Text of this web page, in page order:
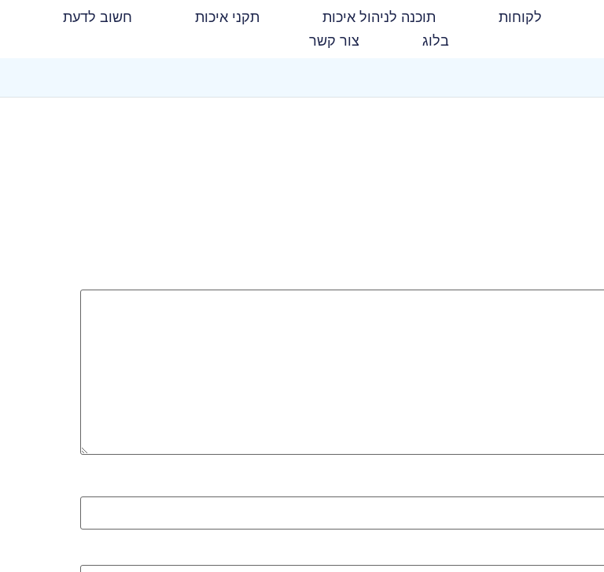
לקוחות תוכנה לניהול איכות תקני איכות
חשוב לדעת
בלוג
צור קשר